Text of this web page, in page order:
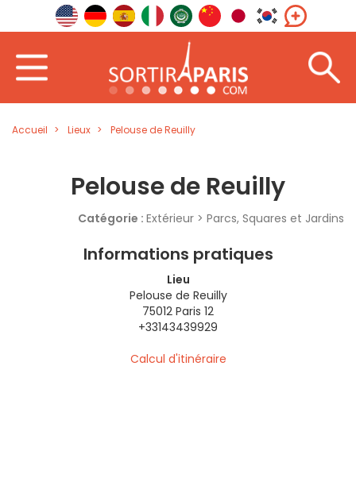
Accueil Lieux Pelouse de Reuilly
Pelouse de Reuilly
Catégorie : Extérieur > Parcs, Squares et Jardins
Informations pratiques
Lieu
Pelouse de Reuilly
75012 Paris 12
+33143439929
Calcul d'itinéraire